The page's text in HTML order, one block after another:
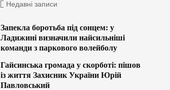
Недавні записи
Запекла боротьба під сонцем: у
Ладижині визначили найсильніші
команди з паркового волейболу
Гайсинська громада у скорботі: пішов
із життя Захисник України Юрій
Павловський